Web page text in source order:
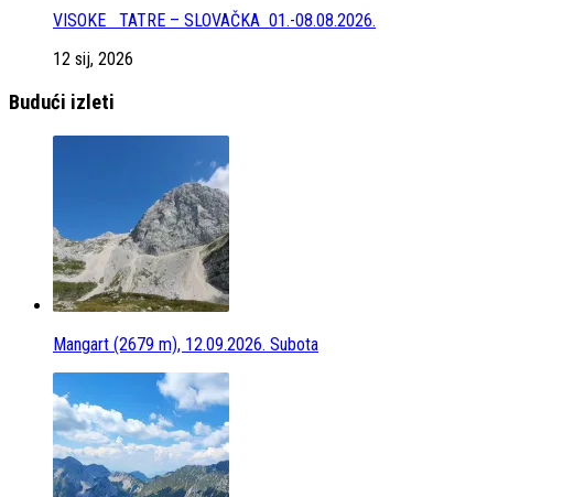
VISOKE TATRE – SLOVAČKA 01.-08.08.2026.
12 sij, 2026
Budući izleti
Mangart (2679 m), 12.09.2026. Subota